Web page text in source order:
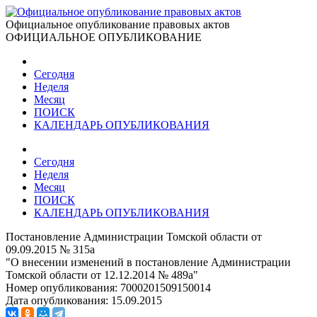
Официальное опубликование правовых актов
ОФИЦИАЛЬНОЕ ОПУБЛИКОВАНИЕ
Сегодня
Неделя
Месяц
ПОИСК
КАЛЕНДАРЬ ОПУБЛИКОВАНИЯ
Сегодня
Неделя
Месяц
ПОИСК
КАЛЕНДАРЬ ОПУБЛИКОВАНИЯ
Постановление Администрации Томской области от
09.09.2015 № 315а
"О внесении изменений в постановление Администрации
Томской области от 12.12.2014 № 489а"
Номер опубликования: 7000201509150014
Дата опубликования: 15.09.2015